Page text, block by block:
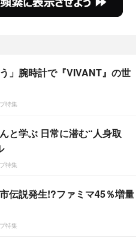
う」腕時計で『VIVANT』の世
特集
と学ぶ 日常に潜む“人身取
特集
伝説発生!?ファミマ45％増量
特集